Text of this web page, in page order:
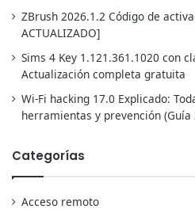
ZBrush 2026.1.2 Código de
ACTUALIZADO]
Sims 4 Key 1.121.361.1020 con
Actualización completa gratuita
Wi-Fi hacking 17.0 Explicado:
herramientas y prevención (Guía
Categorías
Acceso remoto